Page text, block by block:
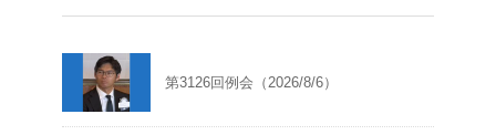
第3126回例会（2026/8/6）